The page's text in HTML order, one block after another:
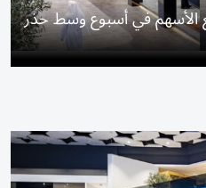
الأسهم في أسبوع وسط حذر